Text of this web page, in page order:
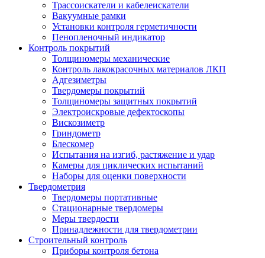
Трассоискатели и кабелеискатели
Вакуумные рамки
Установки контроля герметичности
Пенопленочный индикатор
Контроль покрытий
Толщиномеры механические
Контроль лакокрасочных материалов ЛКП
Адгезиметры
Твердомеры покрытий
Толщиномеры защитных покрытий
Электроискровые дефектоскопы
Вискозиметр
Гриндометр
Блескомер
Испытания на изгиб, растяжение и удар
Камеры для циклических испытаний
Наборы для оценки поверхности
Твердометрия
Твердомеры портативные
Стационарные твердомеры
Меры твердости
Принадлежности для твердометрии
Строительный контроль
Приборы контроля бетона